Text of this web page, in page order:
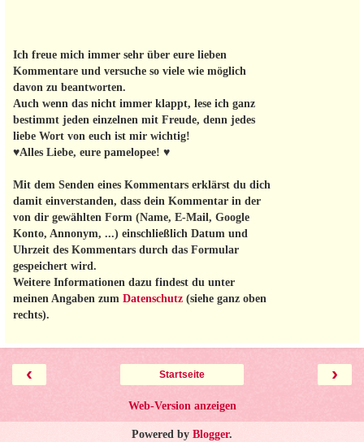
Ich freue mich immer sehr über eure lieben
Kommentare und versuche so viele wie möglich
davon zu beantworten.
Auch wenn das nicht immer klappt, lese ich ganz
bestimmt jeden einzelnen mit Freude, denn jedes
liebe Wort von euch ist mir wichtig!
♥Alles Liebe, eure pamelopee! ♥
Mit dem Senden eines Kommentars erklärst du dich
damit einverstanden, dass dein Kommentar in der
von dir gewählten Form (Name, E-Mail, Google
Konto, Annonym, ...) einschließlich Datum und
Uhrzeit des Kommentars durch das Formular
gespeichert wird.
Weitere Informationen dazu findest du unter
meinen Angaben zum Datenschutz (siehe ganz oben
rechts).
‹ ›
Startseite
Web-Version anzeigen
Powered by Blogger.